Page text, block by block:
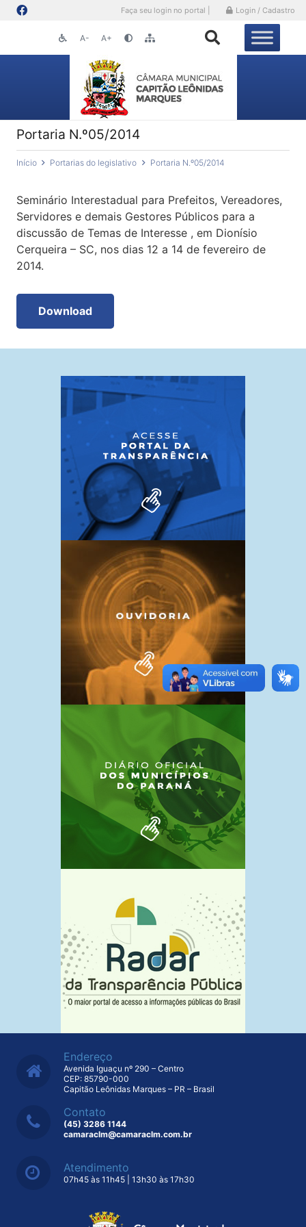
Faça seu login no portal | Login / Cadastro
A- A+
Portaria N.º05/2014
Início Portarias do legislativo Portaria N.º05/2014
Seminário Interestadual para Prefeitos, Vereadores,
Servidores e demais Gestores Públicos para a
discussão de Temas de Interesse , em Dionísio
Cerqueira – SC, nos dias 12 a 14 de fevereiro de
2014.
Download
Endereço
Avenida Iguaçu nº 290 – Centro
CEP: 85790-000
Capitão Leônidas Marques – PR – Brasil
Contato
(45) 3286 1144
camaraclm@camaraclm.com.br
Atendimento
07h45 às 11h45 | 13h30 às 17h30